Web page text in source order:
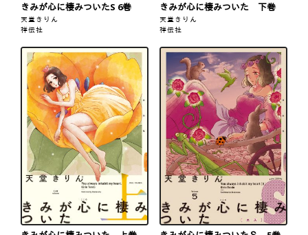
きみが心に棲みついたS 6巻
天堂きりん
祥伝社
きみが心に棲みついた 下巻
天堂きりん
祥伝社